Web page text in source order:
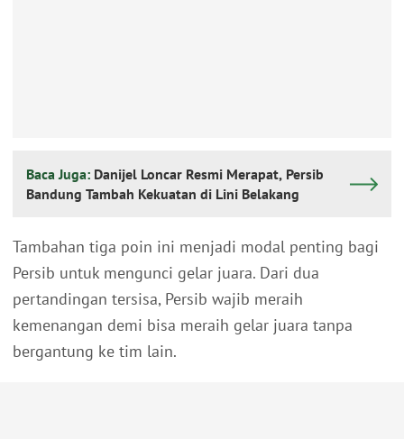
Baca Juga: Danijel Loncar Resmi Merapat, Persib
Bandung Tambah Kekuatan di Lini Belakang
Tambahan tiga poin ini menjadi modal penting bagi
Persib untuk mengunci gelar juara. Dari dua
pertandingan tersisa, Persib wajib meraih
kemenangan demi bisa meraih gelar juara tanpa
bergantung ke tim lain.